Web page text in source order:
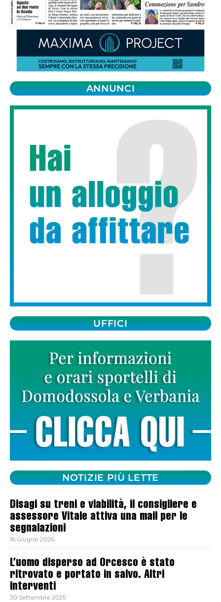
ANNUNCI
UFFICI
NOTIZIE PIÙ LETTE
Disagi su treni e viabilità, il consigliere e
assessore Vitale attiva una mail per le
segnalazioni
16 Giugno 2026
L’uomo disperso ad Orcesco è stato
ritrovato e portato in salvo. Altri
interventi
30 Settembre 2025